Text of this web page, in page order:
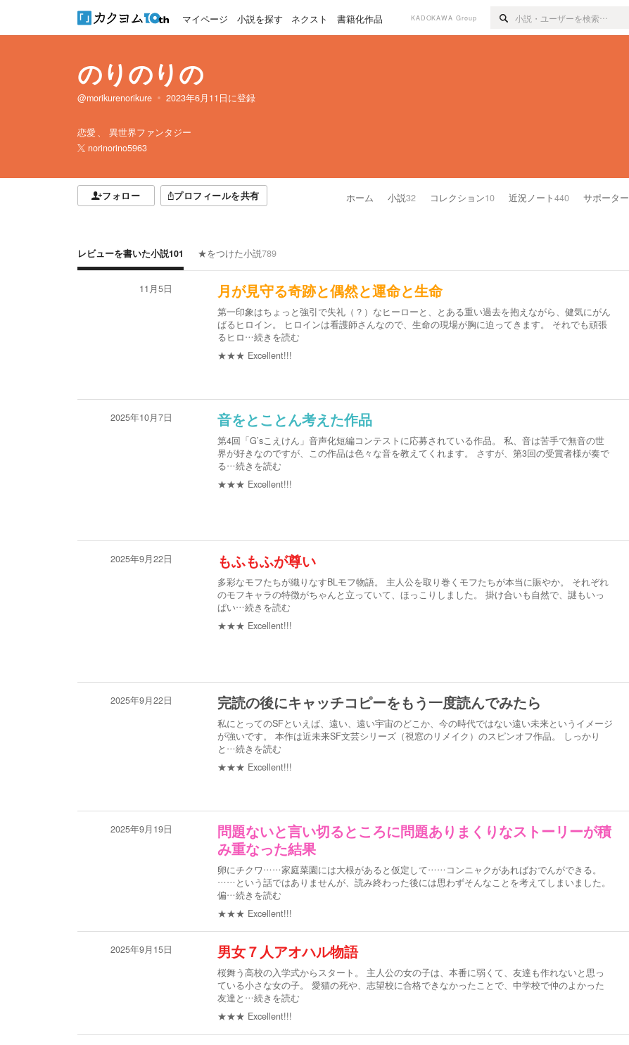
マイページ 小説を探す ネクスト 書籍化作品 KADOKAWA Group
のりのりの
@morikurenorikure 2023年6月11日に登録
恋愛
異世界ファンタジー
norinorino5963
フォロー プロフィールを共有 ホーム 小説32 コレクション10 近況ノート440 サポーター
レビューを書いた小説101 ★をつけた小説789
11月5日 月が見守る奇跡と偶然と運命と生命
第一印象はちょっと強引で失礼（？）なヒーローと、とある重い過去を抱えながら、健気にがん
ばるヒロイン。 ヒロインは看護師さんなので、生命の現場が胸に迫ってきます。 それでも頑張
るヒロ…続きを読む
★★★ Excellent!!!
2025年10月7日 音をとことん考えた作品
第4回「G’sこえけん」音声化短編コンテストに応募されている作品。 私、音は苦手で無音の世
界が好きなのですが、この作品は色々な音を教えてくれます。 さすが、第3回の受賞者様が奏で
る…続きを読む
★★★ Excellent!!!
2025年9月22日 もふもふが尊い
多彩なモフたちが織りなすBLモフ物語。 主人公を取り巻くモフたちが本当に賑やか。 それぞれ
のモフキャラの特徴がちゃんと立っていて、ほっこりしました。 掛け合いも自然で、謎もいっ
ぱい…続きを読む
★★★ Excellent!!!
2025年9月22日 完読の後にキャッチコピーをもう一度読んでみたら
私にとってのSFといえば、遠い、遠い宇宙のどこか、今の時代ではない遠い未来というイメージ
が強いです。 本作は近未来SF文芸シリーズ（視窓のリメイク）のスピンオフ作品。 しっかり
と …続きを読む
★★★ Excellent!!!
2025年9月19日
問題ないと言い切るところに問題ありまくりなストーリーが積
み重なった結果
卵にチクワ……家庭菜園には大根があると仮定して……コンニャクがあればおでんができる。
……という話ではありませんが、読み終わった後には思わずそんなことを考えてしまいました。
偏…続きを読む
★★★ Excellent!!!
2025年9月15日 男女７人アオハル物語
桜舞う高校の入学式からスタート。 主人公の女の子は、本番に弱くて、友達も作れないと思っ
ている小さな女の子。 愛猫の死や、志望校に合格できなかったことで、中学校で仲のよかった
友達と …続きを読む
★★★ Excellent!!!